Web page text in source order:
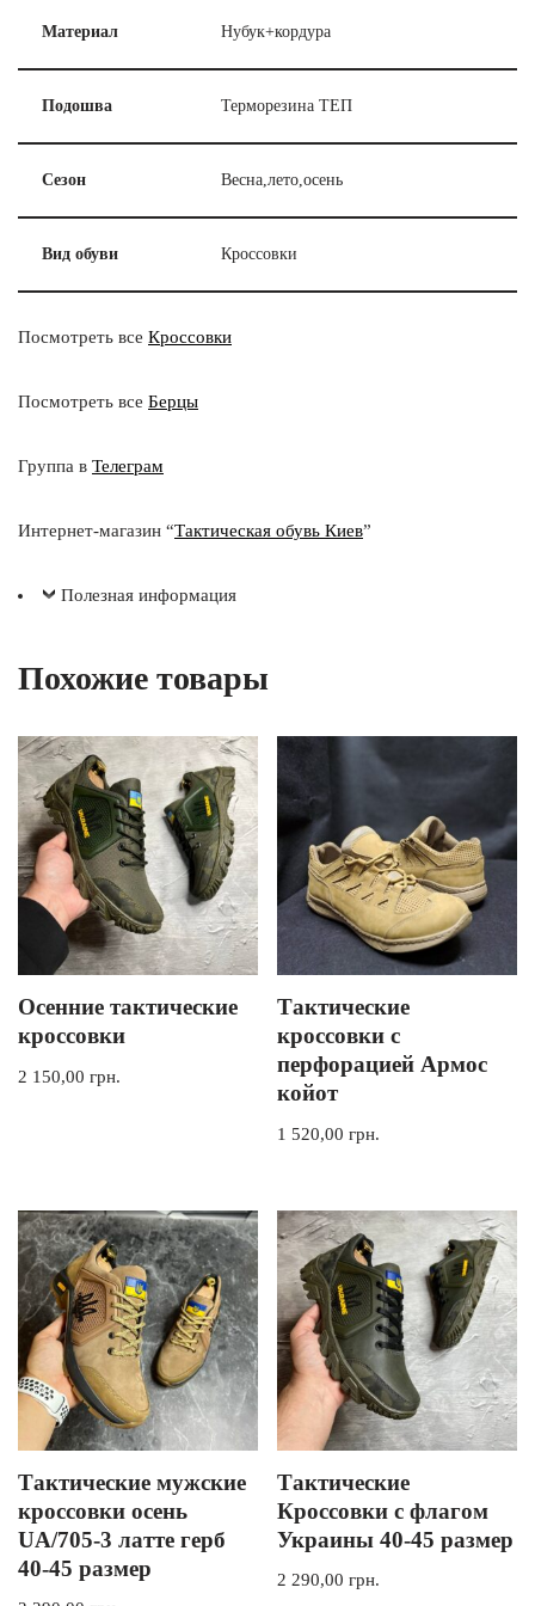
Материал Нубук+кордура
Подошва Терморезина ТЕП
Сезон Весна,лето,осень
Вид обуви Кроссовки
Посмотреть все Кроссовки
Посмотреть все Берцы
Группа в Телеграм
Интернет-магазин “Тактическая обувь Киев”
Полезная информация
Похожие товары
Осенние тактические
кроссовки
2 150,00 грн.
Тактические
кроссовки с
перфорацией Армос
койот
1 520,00грн.
Тактические мужские
кроссовки осень
UA/705-3 латте герб
40-45 размер
Тактические
Кроссовки с флагом
Украины 40-45 размер
2 290,00грн.